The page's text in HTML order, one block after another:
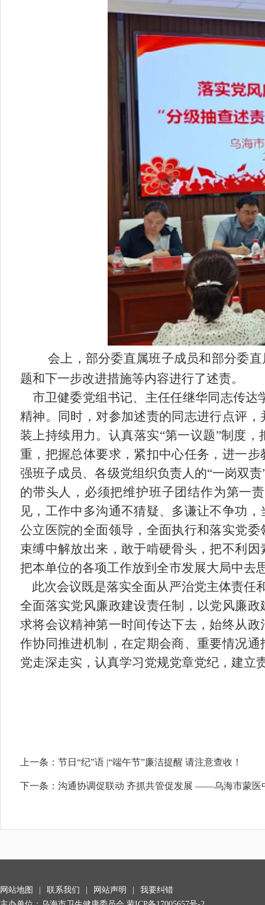
会上，部分委直属班子成员和部分委
题和下一步改进措施等内容进行了述责。
市卫健委党组书记、主任任继华同志传达
精神。同时，对参加述责的同志进行点评
装上持续用力。认真落实“第一议题”制度
重，把握总体要求，紧扣中心任务，进一
强班子成员、各级党组织负责人的“一岗双责
的带头人，必须把维护班子团结作为第一
见，工作中多沟通不猜疑、多谦让不争功
公立医院的全面领导，全面执行和落实党
束缚中解放出来，敢于啃硬骨头，把不利
把本单位的各项工作放到全市发展大局中去
此次会议既是落实全面从严治党主体责任
全面落实党风廉政建设责任制，以党风廉
求将会议精神第一时间传达下去，始终从
作协同推进机制，在定期会商、重要情况
党走深走实，认真学习党规党章党纪，建立
上一条： 节日“纪”语 |“端午节”廉洁提醒 请注意查收！
下一条： 沟通协调促联动 齐抓共管促发展 ——乌海市蒙医
网站地图 联系我们 网站声明
我要纠错